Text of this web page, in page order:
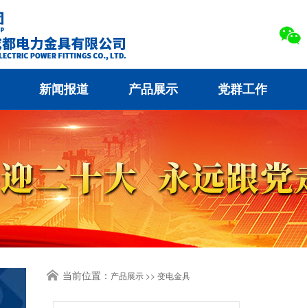
新闻报道 产品展示 党群工作
当前位置： 产品展示 >> 变电金具